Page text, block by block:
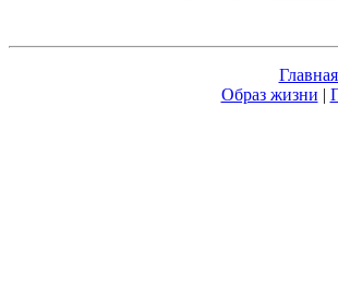
Образ жизни |